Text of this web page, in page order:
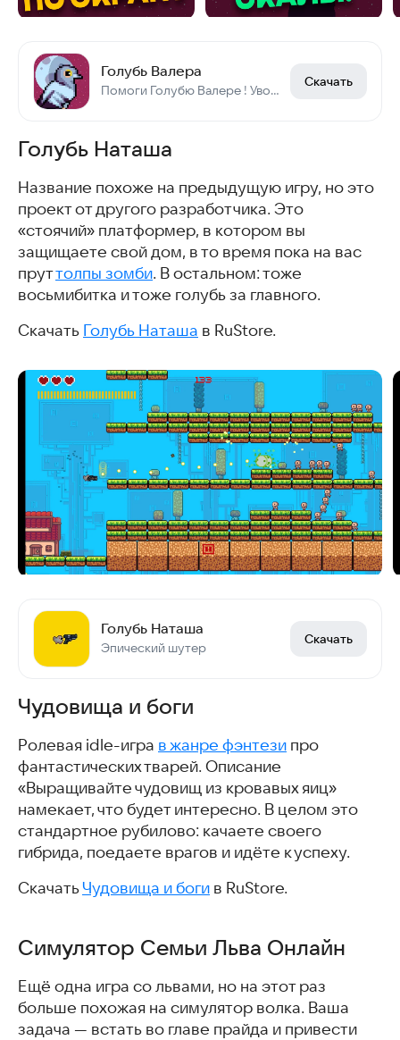
Голубь Валера
Помоги Голубю Валере ! Уворачивайся, собирай очки, открывай скины!
Скачать
Голубь Наташа
Название похоже на предыдущую игру, но это
проект от другого разработчика. Это
«стоячий» платформер, в котором вы
защищаете свой дом, в то время пока на вас
пруттолпы зомби. В остальном: тоже
восьмибитка и тоже голубь за главного.
Скачать Голубь Наташа в RuStore.
Голубь Наташа
Эпический шутер
Скачать
Чудовища и боги
Ролевая idle-игра в жанре фэнтези про
фантастических тварей. Описание
«Выращивайте чудовищ из кровавых яиц»
намекает, что будет интересно. В целом это
стандартное рубилово: качаете своего
гибрида, поедаете врагов и идёте к успеху.
СкачатьЧудовища и боги в RuStore.
Симулятор Семьи Льва Онлайн
Ещё одна игра со львами, но на этот раз
больше похожая на симулятор волка. Ваша
задача — встать во главе прайда и привести